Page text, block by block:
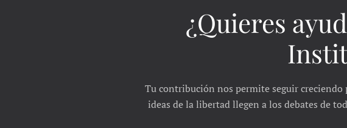
¿Quieres
Tu contribución nos permite seguir creciendo
ideas de la libertad llegen a los debates de